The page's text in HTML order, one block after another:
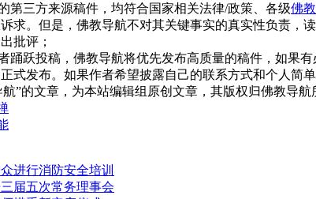
第三方来源稿件，均符合国家相关法律/政策、各级佛教
求。但是，佛教导航不对其关键事实的真实性负责，
批评；
踊跃投稿，佛教导航将优先发布高质量的稿件，如果
式发布。如果作者希望披露自己的联系方式和个人简
”的文章，为本站编辑组原创文章，其版权归佛教导
进行消防安全培训
届五次常务理事会